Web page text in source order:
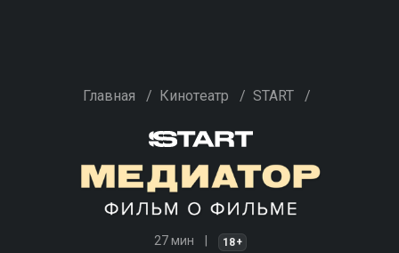
Главная / Кинотеатр / START /
27 мин 18+